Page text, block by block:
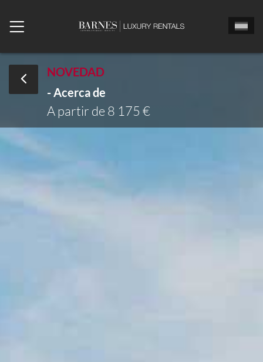
NOVEDAD
- Acerca de
A partir de 8 175 €